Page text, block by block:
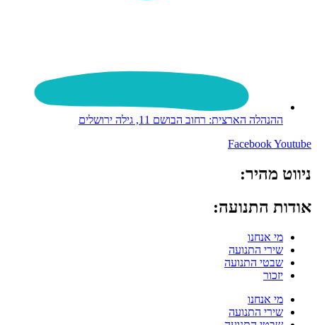
ההנהלה הארצית: רחוב הבושם 11, גילה ירושלים
FacebookYoutube
ניווט מהיר:
אודות התנועה:
מי אנחנו
שירי התנועה
שבטי התנועה
יזכור
מי אנחנו
שירי התנועה